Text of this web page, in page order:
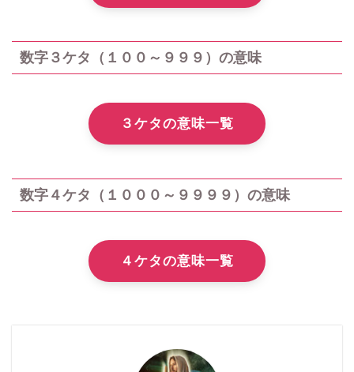
数字３ケタ（１００～９９９）の意味
３ケタの意味一覧
数字４ケタ（１０００～９９９９）の意味
４ケタの意味一覧